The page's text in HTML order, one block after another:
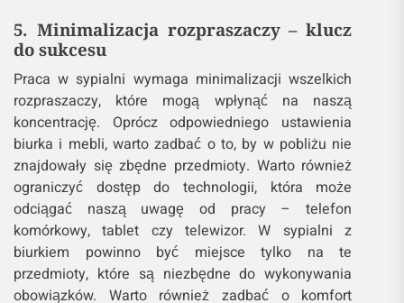
5. Minimalizacja rozpraszaczy – klucz
do sukcesu
Praca w sypialni wymaga minimalizacji wszelkich
rozpraszaczy, które mogą wpłynąć na naszą
koncentrację. Oprócz odpowiedniego ustawienia
biurka i mebli, warto zadbać o to, by w pobliżu nie
znajdowały się zbędne przedmioty. Warto również
ograniczyć dostęp do technologii, która może
odciągać naszą uwagę od pracy – telefon
komórkowy, tablet czy telewizor. W sypialni z
biurkiem powinno być miejsce tylko na te
przedmioty, które są niezbędne do wykonywania
obowiązków. Warto również zadbać o komfort